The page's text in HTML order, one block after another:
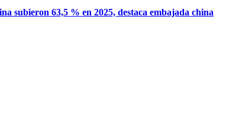
subieron 63,5 % en 2025, destaca embajada china